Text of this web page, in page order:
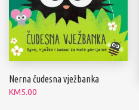
Nerna čudesna vježbanka
KM5.00